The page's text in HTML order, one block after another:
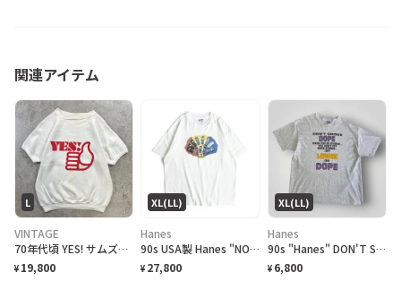
関連アイテム
L
VINTAGE
70年代頃 YES! サムズアップ 半袖スウェットシャツ メンズL相当 ラッセル製 WPL7232 古着 70s VINTAGE ヴィンテージ アメカジ ビンスウェ ヴィンスウェ 半スウェ ラグラン 白色
¥ 19,800
XL(LL)
Hanes
90s USA製 Hanes "NOKIA" T-shirt
¥ 27,800
XL(LL)
Hanes
90s "Hanes" DON'T SMOKE DOPE T-Shirt スモーク Tシャツ [XL]
¥ 6,800